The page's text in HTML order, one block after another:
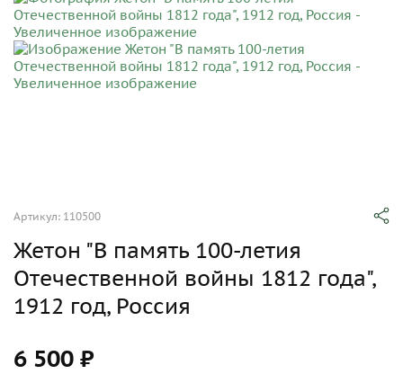
Артикул: 110500
Жетон "В память 100-летия
Отечественной войны 1812 года",
1912 год, Россия
6 500 ₽